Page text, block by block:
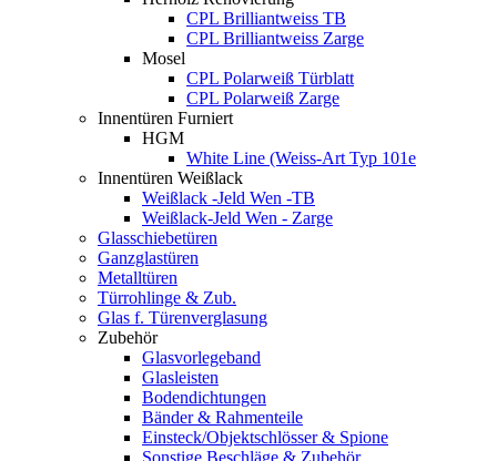
CPL Brilliantweiss TB
CPL Brilliantweiss Zarge
Mosel
CPL Polarweiß Türblatt
CPL Polarweiß Zarge
Innentüren Furniert
HGM
White Line (Weiss-Art Typ 101e
Innentüren Weißlack
Weißlack -Jeld Wen -TB
Weißlack-Jeld Wen - Zarge
Glasschiebetüren
Ganzglastüren
Metalltüren
Türrohlinge & Zub.
Glas f. Türenverglasung
Zubehör
Glasvorlegeband
Glasleisten
Bodendichtungen
Bänder & Rahmenteile
Einsteck/Objektschlösser & Spione